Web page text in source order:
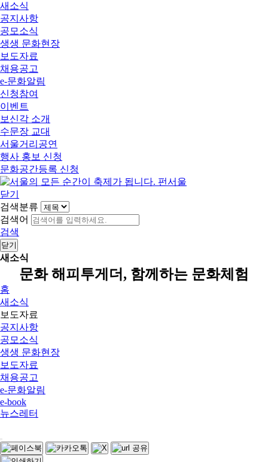
새소식
공지사항
공모소식
생생 문화현장
보도자료
채용공고
e-문화알림
신청참여
이벤트
보신각 소개
수문장 교대
서울거리공연
행사 홍보 신청
문화공간등록 신청
닫기
검색분류
검색어
검색
닫기
새소식
문화 해피투게더, 함께하는 문화체험
홈
새소식
보도자료
공지사항
공모소식
생생 문화현장
보도자료
채용공고
e-문화알림
e-book
뉴스레터